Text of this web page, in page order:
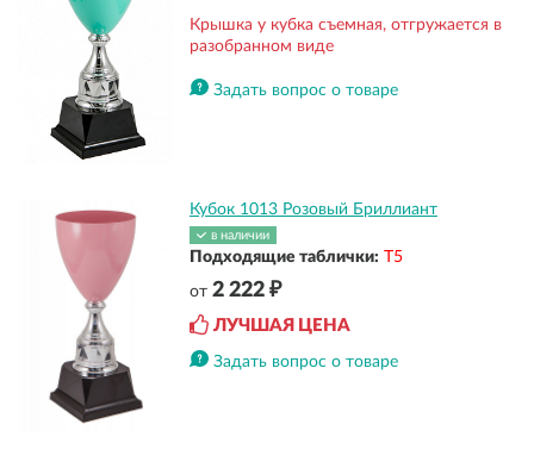
Крышка у кубка съемная, отгружается в
разобранном виде
Задать вопрос о товаре
Кубок 1013 Розовый Бриллиант
в наличии
Подходящие таблички: Т5
от2 222 ₽
ЛУЧШАЯ ЦЕНА
Задать вопрос о товаре